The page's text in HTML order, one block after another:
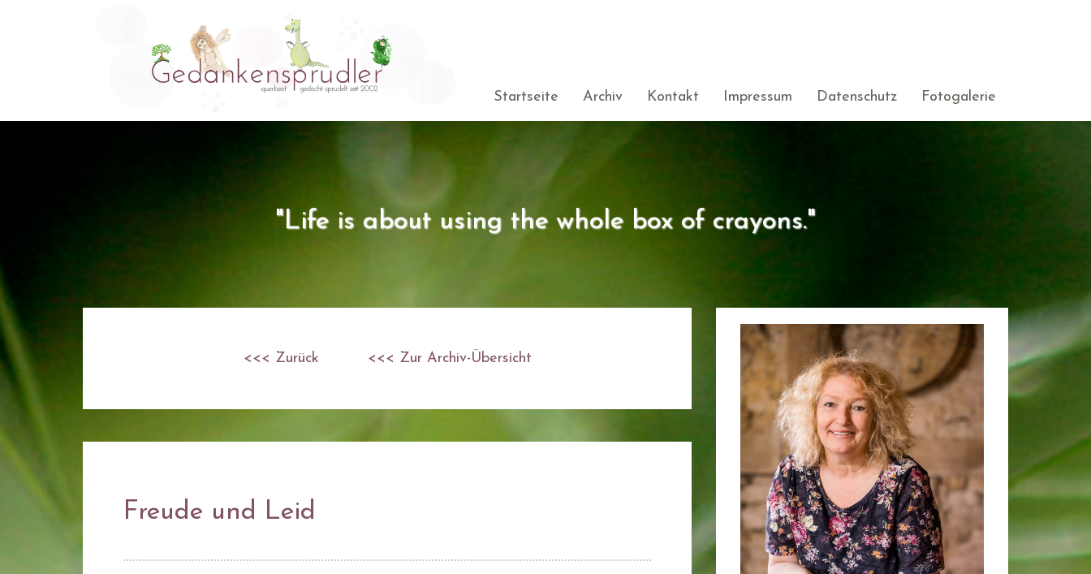
Startseite Archiv Kontakt Impressum Datenschutz Fotogalerie
"Life is about using the whole box of crayons."
<<< Zurück <<< Zur Archiv-Übersicht
Freude und Leid